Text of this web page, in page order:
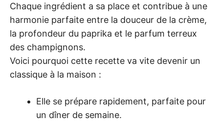
Chaque ingrédient a sa place et contribue à une
harmonie parfaite entre la douceur de la crème,
la profondeur du paprika et le parfum terreux
des champignons.
Voici pourquoi cette recette va vite devenir un
classique à la maison :
Elle se prépare rapidement, parfaite pour
un dîner de semaine.